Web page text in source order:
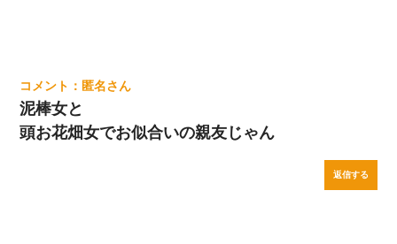
匿名
泥棒女と
頭お花畑女でお似合いの親友じゃん
返信する